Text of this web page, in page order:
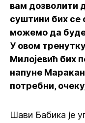
вам дозволити
суштини бих се
можемо да
У овом
Милојевић бих
напуне
потребни,
Шави Бабика је